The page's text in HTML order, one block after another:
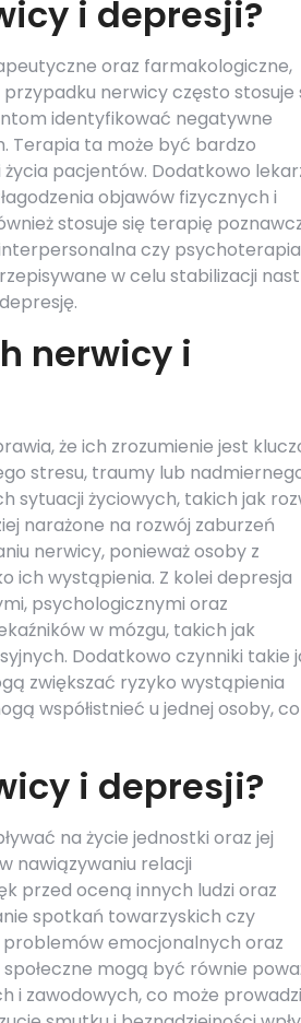
i depresji?
oraz farmakologiczne,
nerwicy często stosuje
identyfikować negatywne
Terapia ta może być bardzo
pacjentów. Dodatkowo
objawów fizycznych i
stosuje się terapię
czy psychoterapia
w celu stabilizacji
nerwicy i
że ich zrozumienie jest
stresu, traumy lub
sytuacji życiowych, takich jak
narażone na rozwój zaburzeń
nerwicy, ponieważ osoby z
ich wystąpienia. Z kolei depresja
psychologicznymi oraz
w mózgu, takich jak
Dodatkowo czynniki takie
zwiększać ryzyko wystąpienia
współistnieć u jednej osoby, co
i depresji?
na życie jednostki oraz jej
nawiązywaniu relacji
przed oceną innych ludzi oraz
spotkań towarzyskich czy
problemów emocjonalnych oraz
mogą być równie
i zawodowych, co może